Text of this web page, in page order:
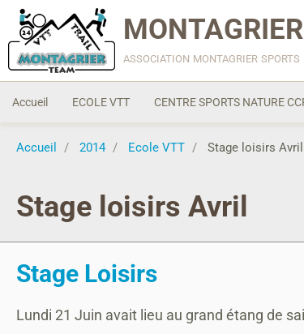
association montagrier
Accueil ECOLE VTT CENTRE SPORTS NATURE
Accueil 2014 Ecole VTT Stage loisirs Avril
Stage loisirs Avril
Stage Loisirs
Lundi 21 Juin avait lieu au grand étang de